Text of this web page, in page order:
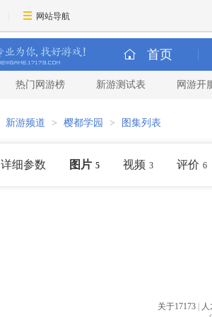
网站导航
首页
热门网游榜 新游测试表 网游开
新游频道 > 樱都学园 > 图集列表
详细参数 图片 5 视频 3 评价 6
关于17173